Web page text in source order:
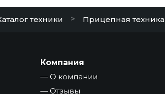
техники > Прицепная техника
Компания
О компании
Отзывы